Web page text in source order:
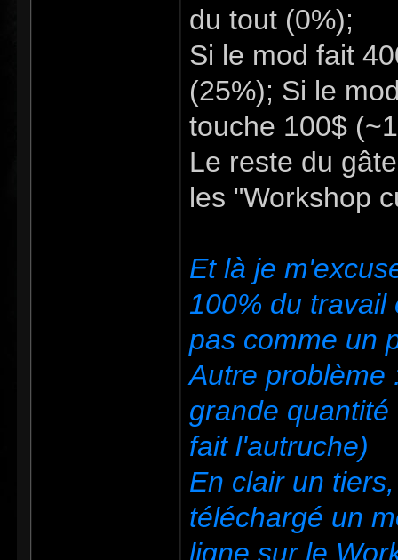
du tout (0%);
Si le mod fait
(25%); Si le
touche 100$
Le reste du
les "Workshop
Et là je
100% du travail
pas comme un
Autre problème
grande
fait l'autruche)
En clair un
téléchargé un
ligne sur le